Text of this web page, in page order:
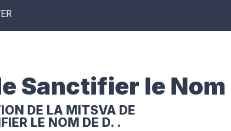
Sanctifier le Nom
DE LA MITSVA DE
LE NOM DE D. .